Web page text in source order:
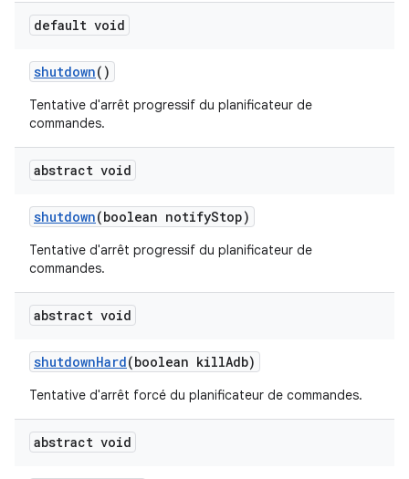
default void
shutdown()
Tentative d'arrêt progressif du planificateur de
commandes.
abstract void
shutdown(boolean notifyStop)
Tentative d'arrêt progressif du planificateur de
commandes.
abstract void
shutdownHard(boolean killAdb)
Tentative d'arrêt forcé du planificateur de commandes.
abstract void